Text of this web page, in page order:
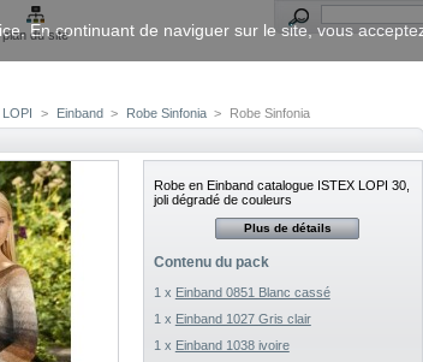
plan du site
> Einband > Robe Sinfonia > Robe Sinfonia
Robe en Einband catalogue ISTEX LOPI 30,
joli dégradé de couleurs
Plus de détails
Contenu du pack
1 x Einband 0851 Blanc cassé
1 x Einband 1027 Gris clair
1 x Einband 1038 ivoire
En continuant de naviguer sur le site, vous